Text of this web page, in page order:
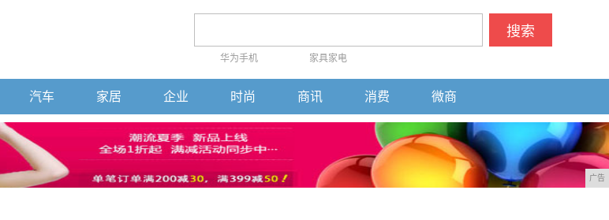
搜索
华为手机 家具家电
汽车 家居 企业 时尚 商讯 消费 微商
广告